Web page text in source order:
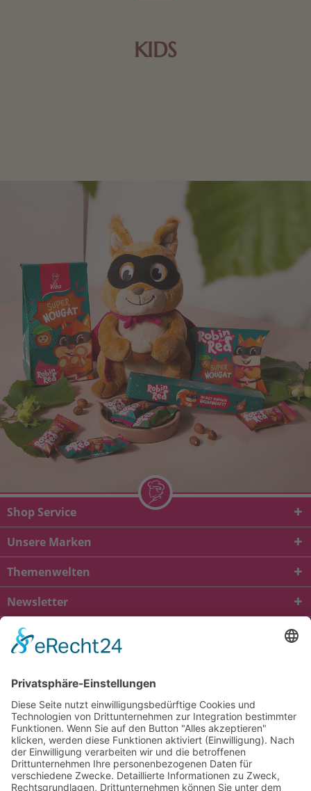
KIDS
Shop Service
Unsere Marken
Themenwelten
Newsletter
* Alle Preise inkl. gesetzl. Mehrwertsteuer zzgl.
und ggf.
Nachnahmegebühren, wenn nicht anders beschrieben
viba.de
4.90von5.00bei1685
Kontakt Versandkosten und Lieferung
Zahlungsarten
FAQ – Häufig gestellte Fragen
Mein Konto
Allgemeine Geschäftsbedingungen
Datenschutz
Impressum